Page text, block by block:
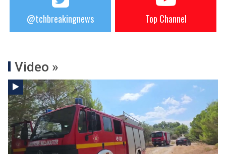
@tchbreakingnews Top Channel
Video »